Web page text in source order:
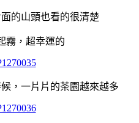
的山頭也看的很清楚
霧，超幸運的
，一片片的茶園越來越多